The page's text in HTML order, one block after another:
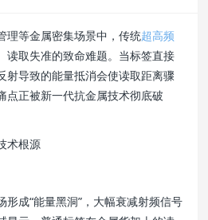
理等金属密集场景中，传统超高频
读取失准的致命难题。当标签直接
射导致的能量抵消会使读取距离骤
正被新一代抗金属技术彻底破
术根源
成“能量黑洞”，大幅衰减射频信号